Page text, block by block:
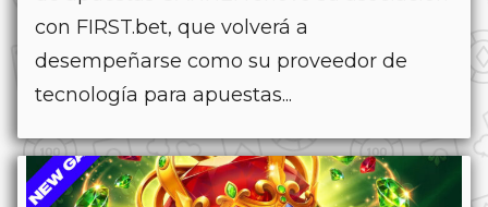
con FIRST.bet, que volverá a
desempeñarse como su proveedor de
tecnología para apuestas...